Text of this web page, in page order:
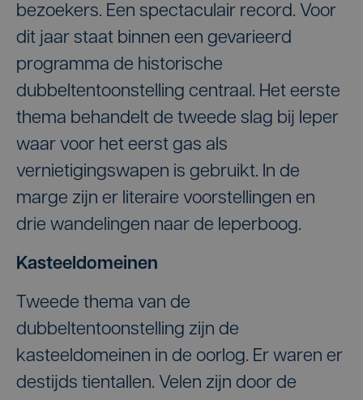
bezoekers. Een spectaculair record. Voor
dit jaar staat binnen een gevarieerd
programma de historische
dubbeltentoonstelling centraal. Het eerste
thema behandelt de tweede slag bij Ieper
waar voor het eerst gas als
vernietigingswapen is gebruikt. In de
marge zijn er literaire voorstellingen en
drie wandelingen naar de Ieperboog.
Kasteeldomeinen
Tweede thema van de
dubbeltentoonstelling zijn de
kasteeldomeinen in de oorlog. Er waren er
destijds tientallen. Velen zijn door de